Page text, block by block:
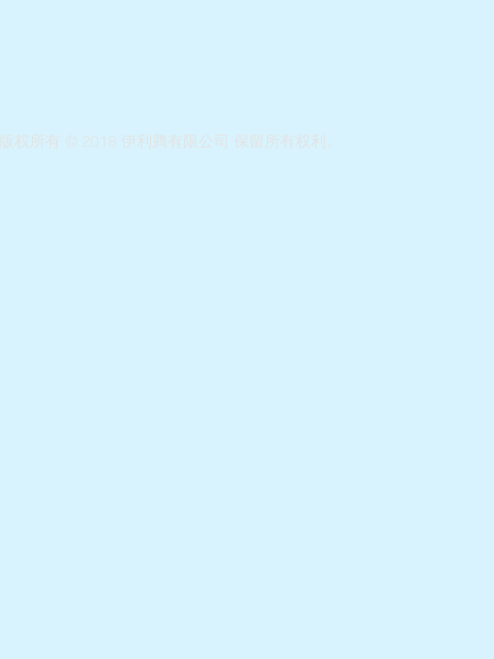
版权所有 © 2018 伊利腾有限公司 保留所有权利。